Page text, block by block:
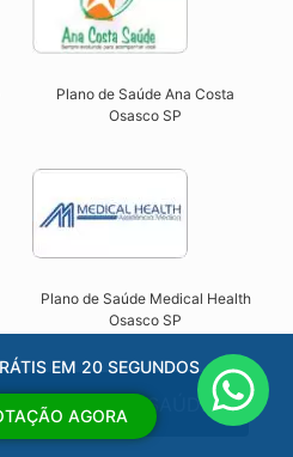
Plano de Saúde Ana Costa
Osasco SP​
Plano de Saúde Medical Health
Osasco SP​
PLANOS DE SAÚDE
EM 20 SEGUNDOS
AGORA